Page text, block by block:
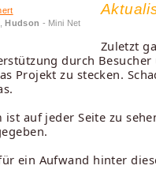
Hudson - Mini Net
Zuletzt
durch
Projekt zu stecken.
ist auf jeder Seite zu
ein Aufwand hinter